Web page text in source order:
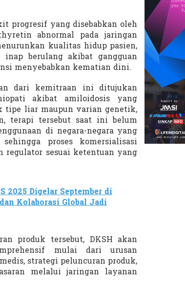
progresif yang disebabkan oleh
abnormal pada jaringan
kualitas hidup pasien,
berulang akibat gangguan
menyebabkan kematian dini.
dari kemitraan ini ditujukan
akibat amiloidosis yang
tipe liar maupun varian genetik,
terapi tersebut saat ini belum
di negara-negara yang
proses komersialisasi
regulator sesuai ketentuan yang
2025 Digelar September di
Kolaborasi Global Jadi
produk tersebut, DKSH akan
mulai dari urusan
strategi peluncuran produk,
melalui jaringan layanan